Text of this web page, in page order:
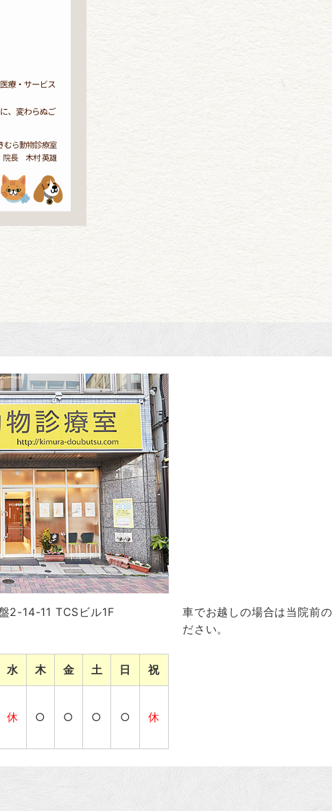
2-14-11 TCSビル1F
水 木 金 土 日 祝
休 ○ ○ ○ ○
休
車でお越しの場合は当院前
ださい。